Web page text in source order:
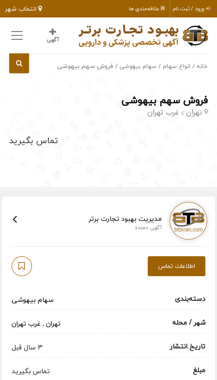
انتخاب شهر ورود / ثبت نام علاقه‌مندی ها
آگهی
خانه / انواع سهام / سهام بیهوشی / فروش سهم بیهوشی
فروش سهم بیهوشی
تهران غرب تهران
تماس بگیرید
مدیریت بهبود تجارت برتر
آگهی دهنده
اطلاعات تماس
دسته‌بندی
سهام بیهوشی
شهر / محله
تهران, غرب تهران
تاریخ انتشار
3 سال قبل
مبلغ
تماس بگیرید